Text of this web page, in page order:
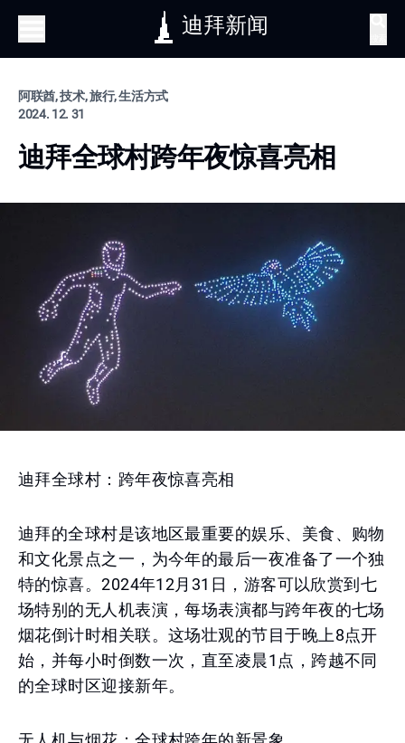
迪拜新闻
阿联酋, 技术, 旅行, 生活方式
2024. 12. 31
迪拜全球村跨年夜惊喜亮相
迪拜全球村：跨年夜惊喜亮相
迪拜的全球村是该地区最重要的娱乐、美食、购物
和文化景点之一，为今年的最后一夜准备了一个独
特的惊喜。2024年12月31日，游客可以欣赏到七
场特别的无人机表演，每场表演都与跨年夜的七场
烟花倒计时相关联。这场壮观的节目于晚上8点开
始，并每小时倒数一次，直至凌晨1点，跨越不同
的全球时区迎接新年。